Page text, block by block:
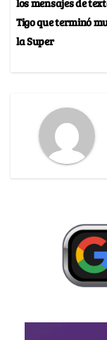
Tigo que terminó
la Super